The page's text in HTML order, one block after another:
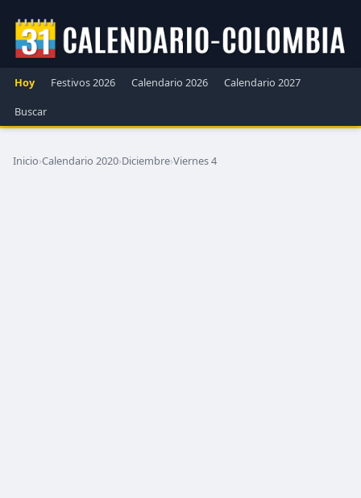
Hoy Festivos 2026 Calendario 2026
Calendario 2027
Buscar
Inicio›Calendario 2020›Diciembre›Viernes 4